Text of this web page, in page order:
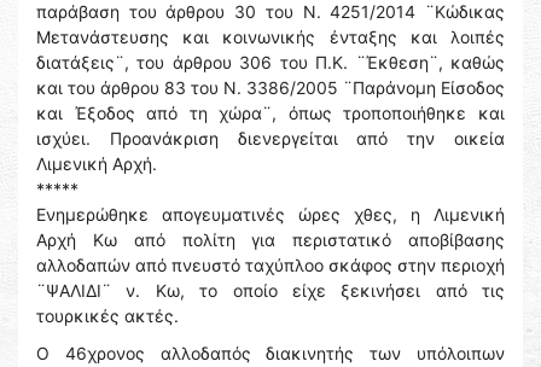
παράβαση του άρθρου 30 του Ν. 4251/2014 ¨Κώδικας
Μετανάστευσης και κοινωνικής ένταξης και λοιπές
διατάξεις¨, του άρθρου 306 του Π.Κ. ¨Έκθεση¨, καθώς
και του άρθρου 83 του Ν. 3386/2005 ¨Παράνομη Είσοδος
και Έξοδος από τη χώρα¨, όπως τροποποιήθηκε και
ισχύει. Προανάκριση διενεργείται από την οικεία
Λιμενική Αρχή.
*****
Ενημερώθηκε απογευματινές ώρες χθες, η Λιμενική
Αρχή Κω από πολίτη για περιστατικό αποβίβασης
αλλοδαπών από πνευστό ταχύπλοο σκάφος στην περιοχή
¨ΨΑΛΙΔΙ¨ ν. Κω, το οποίο είχε ξεκινήσει από τις
τουρκικές ακτές.
Ο 46χρονος αλλοδαπός διακινητής των υπόλοιπων